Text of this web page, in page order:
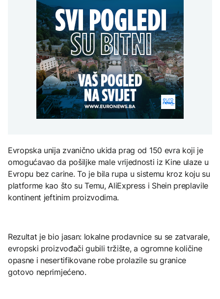
otežava gašenje iz zraka
AKTUELNO
Požar kod Konjica i dalje
aktivan, gust dim
otežava gašenje iz zraka
Grčka dronovima
kontrolisala više od 300
plaža zbog nelegalnog
zauzimanja obale
ultimatum Italiji da ukine
granične kontrole
FOKUS
Amerikanci
upozoravaju: Putin bi
mogao testirati NATO
ograničenim napadom,
najveći rizik od jeseni
miliona dolara
KULTURA
Rat i pijesak prijete
drevnim piramidama
Meroe u Sudanu
albumu
Evropska unija zvanično ukida prag od 150 evra koji je
omogućavao da pošiljke male vrijednosti iz Kine ulaze u
Evropu bez carine. To je bila rupa u sistemu kroz koju su
platforme kao što su Temu, AliExpress i Shein preplavile
kontinent jeftinim proizvodima.
Rezultat je bio jasan: lokalne prodavnice su se zatvarale,
evropski proizvođači gubili tržište, a ogromne količine
opasne i nesertifikovane robe prolazile su granice
gotovo neprimjećeno.